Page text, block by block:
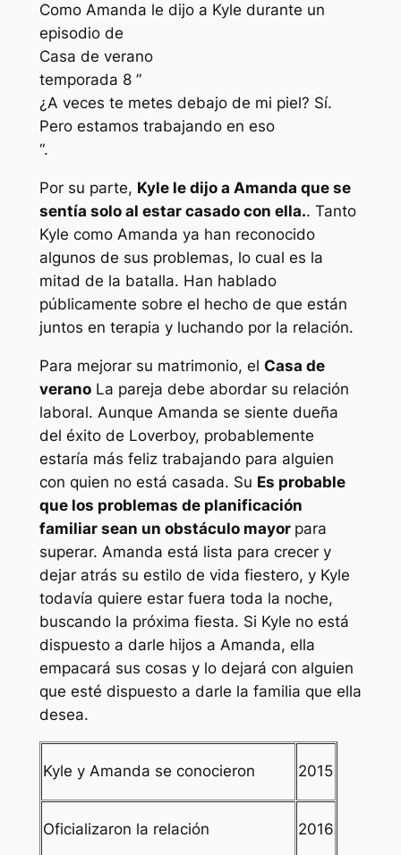
Como Amanda le dijo a Kyle durante un
episodio de
Casa de verano
temporada 8 ”
¿A veces te metes debajo de mi piel? Sí.
Pero estamos trabajando en eso
“.
Por su parte, Kyle le dijo a Amanda que se
sentía solo al estar casado con ella.. Tanto
Kyle como Amanda ya han reconocido
algunos de sus problemas, lo cual es la
mitad de la batalla. Han hablado
públicamente sobre el hecho de que están
juntos en terapia y luchando por la relación.
Para mejorar su matrimonio, el Casa de
veranoLa pareja debe abordar su relación
laboral. Aunque Amanda se siente dueña
del éxito de Loverboy, probablemente
estaría más feliz trabajando para alguien
con quien no está casada. Su Es probable
que los problemas de planificación
familiar sean un obstáculo mayor para
superar. Amanda está lista para crecer y
dejar atrás su estilo de vida fiestero, y Kyle
todavía quiere estar fuera toda la noche,
buscando la próxima fiesta. Si Kyle no está
dispuesto a darle hijos a Amanda, ella
empacará sus cosas y lo dejará con alguien
que esté dispuesto a darle la familia que ella
desea.
Kyle y Amanda se conocieron 2015
Oficializaron la relación 2016